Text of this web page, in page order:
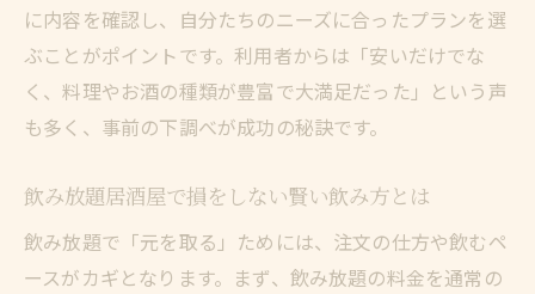
に内容を確認し、自分たちのニーズに合ったプランを選
ぶことがポイントです。利用者からは「安いだけでな
く、料理やお酒の種類が豊富で大満足だった」という声
も多く、事前の下調べが成功の秘訣です。
飲み放題居酒屋で損をしない賢い飲み方とは
飲み放題で「元を取る」ためには、注文の仕方や飲むペ
ースがカギとなります。まず、飲み放題の料金を通常の